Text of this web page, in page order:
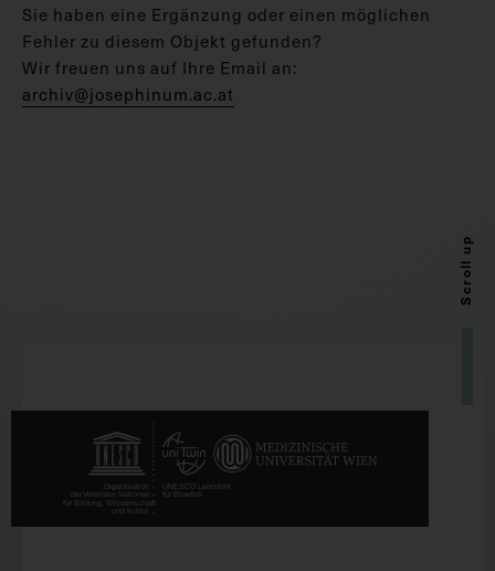
Sie haben eine Ergänzung oder einen möglichen
Fehler zu diesem Objekt gefunden?
Wir freuen uns auf Ihre Email an:
archiv@josephinum.ac.at
Scroll up